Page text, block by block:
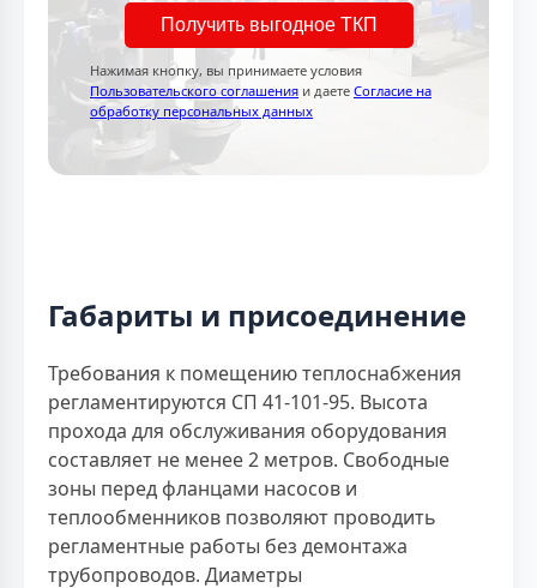
Получить выгодное ТКП
Нажимая кнопку, вы принимаете условия
Пользовательского соглашения и даете Согласие на
обработку персональных данных
Габариты и присоединение
Требования к помещению теплоснабжения
регламентируются СП 41-101-95. Высота
прохода для обслуживания оборудования
составляет не менее 2 метров. Свободные
зоны перед фланцами насосов и
теплообменников позволяют проводить
регламентные работы без демонтажа
трубопроводов. Диаметры